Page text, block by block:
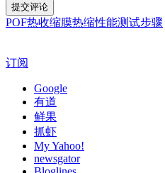
POF热收缩膜热缩性能测试步骤
订阅
Google
有道
鲜果
抓虾
My Yahoo!
newsgator